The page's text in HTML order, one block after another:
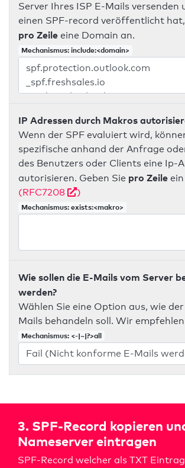
Server Ihres ISP E-Mails versenden
einen SPF-record veröffentlicht hat,
pro Zeile eine Domain an.
Mechanismus: include:<domain>
IP Adressen durch Makros
Wenn der SPF evaluiert wird,
spezifische anhand der Anfrage
des Benutzers oder Clients eine Ip-
autorisieren. Geben Sie pro Zeile
(RFC7208
)
Mechanismus: exists:<makro>
Wie sollen die E-Mails vom Server
werden?
Wählen Sie eine Option aus, wie
Mails behandeln soll. Wir
Mechanismus: <-|~|?>all
3. SPF-Record kopieren
Nameserver eintragen
SPF-Record welcher als TXT